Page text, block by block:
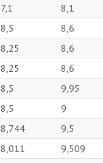
7,1 8,1
8,5 8,6
8,25 8,6
8,25 8,6
8,5 9,95
8,5 9
8,744 9,5
8,011 9,509